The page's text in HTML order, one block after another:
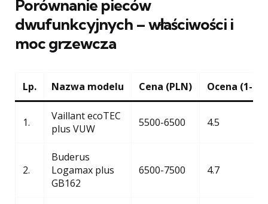
Porównanie pieców
dwufunkcyjnych – właściwości i
moc grzewcza
Lp. Nazwa modelu Cena (PLN) Ocena (1-5)
1.
Vaillant ecoTEC
plus VUW
5500-6500 4.5
2.
Buderus
Logamax plus
GB162
6500-7500 4.7